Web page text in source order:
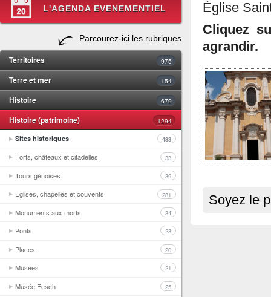
L'AGENDA EVENEMENTIEL
Parcourez-ici les rubriques
Territoires 975
Terre et mer 154
Histoire 679
Histoire (patrimoine)
1294
Sites historiques
483
Forts, châteaux et citadelles 33
Tours génoises 39
Eglises, chapelles et couvents 281
Monuments aux morts 34
Ponts 23
Places 20
Musées 21
Musée Fesch 25
Église
Cliquez
agrandir.
Soyez le